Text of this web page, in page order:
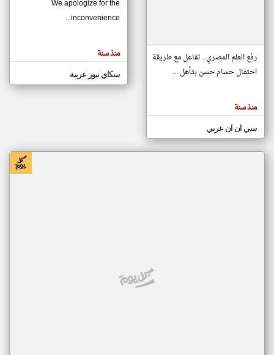
مصادر الأخبار من موريتانيا
اخبار موريتانيا على مدار الساعة
أهم اخبار موريتانيا العاجلة والمباشرة
المقالات
الموجوده
هنا عن
رفع العلم المصري.. تفاعل مع طريقة
احتفال حسام حسن بتأهل ...
منذ سنة
سي ان ان عربي
We apologize for the
inconvenience...
منذ سنة
سكاي نيوز عربية
klyoum.com